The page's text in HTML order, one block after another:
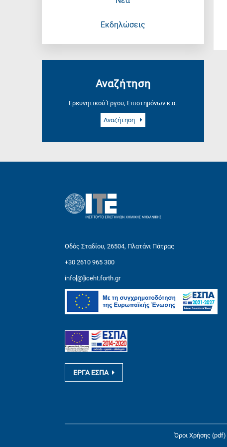
Εκδηλώσεις
Αναζήτηση
Ερευνητικού Έργου, Επιστημόνων κ.α.
Αναζήτηση
Οδός Σταδίου, 26504, Πλατάνι Πάτρας
+30 2610 965 300
info[@]iceht.forth.gr
ΕΡΓΑ ΕΣΠΑ
Όροι Χρήσης (pdf)